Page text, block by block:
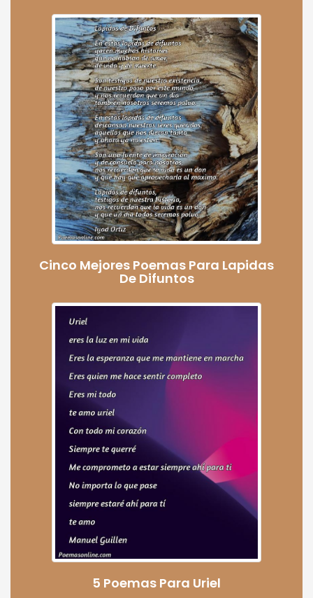
Cinco Mejores Poemas Para Lapidas
De Difuntos
5 Poemas Para Uriel